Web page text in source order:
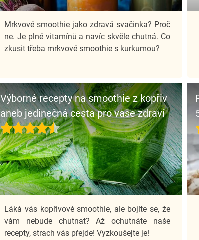
Mrkvové smoothie jako zdravá svačinka? Proč
ne. Je plné vitamínů a navíc skvěle chutná. Co
zkusit třeba mrkvové smoothie s kurkumou?
Výborné recepty na smoothie z kopřiv
aneb jedinečná cesta pro vaše zdraví
Láká vás kopřivové smoothie, ale bojíte se, že
vám nebude chutnat? Až ochutnáte naše
recepty, strach vás přejde! Vyzkoušejte je!